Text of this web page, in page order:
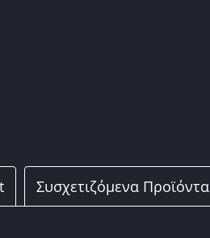
Συσχετιζόμενα Προϊόντα